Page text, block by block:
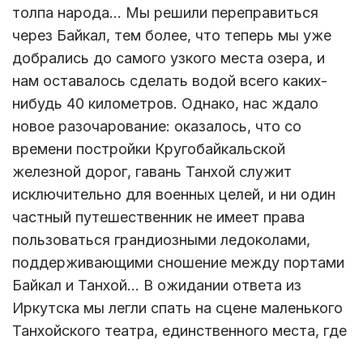
толпа народа… Мы решили переправиться
через Байкал, тем более, что теперь мы уже
добрались до самого узкого места озера, и
нам оставалось сделать водой всего каких-
нибудь 40 километров. Однако, нас ждало
новое разочарование: оказалось, что со
времени постройки Кругобайкальской
железной дорог, гавань Танхой служит
исключительно для военных целей, и ни один
частный путешественник не имеет права
пользоваться грандиозными ледоколами,
поддерживающими сношение между портами
Байкал и Танхой… В ожидании ответа из
Иркутска мы легли спать на сцене маленького
Танхойского театра, единственного места, где